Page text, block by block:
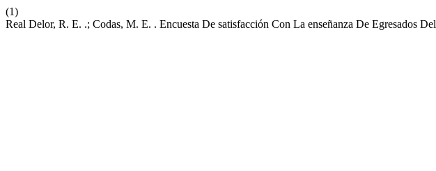
(1)
Real Delor, R. E. .; Codas, M. E. . Encuesta De satisfacción Con La enseñanza De Egresados